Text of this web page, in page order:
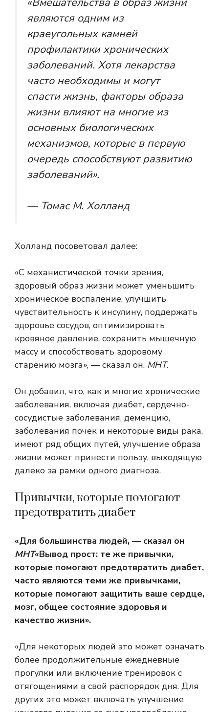
являются одним из
краеугольных камней
профилактики хронических
заболеваний. Хотя лекарства
часто необходимы и могут
спасти жизнь, факторы образа
жизни влияют на многие из
основных биологических
механизмов, которые в первую
очередь способствуют развитию
заболеваний».
— Томас М. Холланд
Холланд посоветовал далее:
«С механистической точки зрения,
здоровый образ жизни может уменьшить
хроническое воспаление, улучшить
чувствительность к инсулину, поддержать
здоровье сосудов, оптимизировать
кровяное давление, сохранить мышечную
массу и способствовать здоровому
старению мозга», — сказал он. МНТ.
Он добавил, что, как и многие хронические
заболевания, включая диабет, сердечно-
сосудистые заболевания, деменцию,
заболевания почек и некоторые виды рака,
имеют ряд общих путей, улучшение образа
жизни может принести пользу, выходящую
далеко за рамки одного диагноза.
Привычки, которые помогают
предотвратить диабет
«Для большинства людей, — сказал он
МНТ«Вывод прост: те же привычки,
которые помогают предотвратить диабет,
часто являются теми же привычками,
которые помогают защитить ваше сердце,
мозг, общее состояние здоровья и
качество жизни».
«Для некоторых людей это может означать
более продолжительные ежедневные
прогулки или включение тренировок с
отягощениями в свой распорядок дня. Для
других это может включать улучшение